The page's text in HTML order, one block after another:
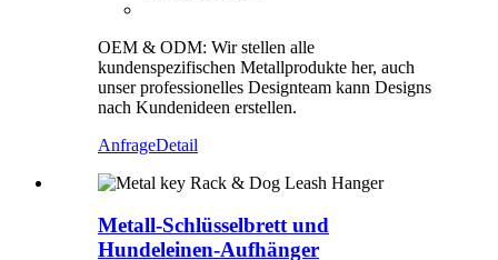
OEM & ODM: Wir stellen alle
kundenspezifischen Metallprodukte her, auch
unser professionelles Designteam kann Designs
nach Kundenideen erstellen.
AnfrageDetail
Metall-Schlüsselbrett und
Hundeleinen-Aufhänger